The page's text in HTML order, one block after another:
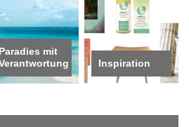
Paradies mit
Inspiration